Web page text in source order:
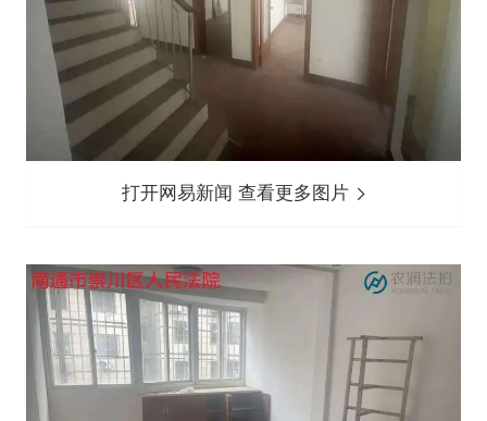
打开网易新闻 查看更多图片